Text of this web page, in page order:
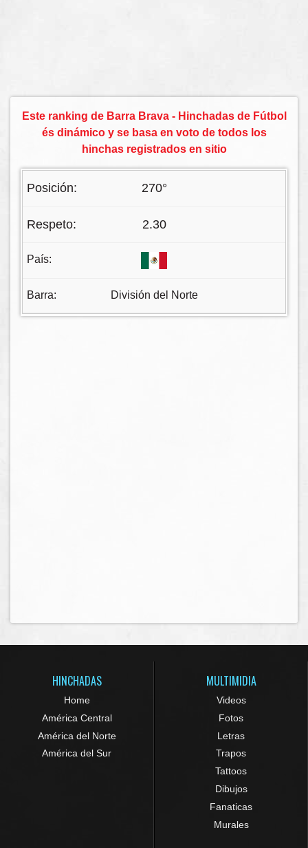
Este ranking de Barra Brava - Hinchadas de Fútbol
és dinámico y se basa en voto de todos los
hinchas registrados en sitio
270°
2.30
División del Norte
HINCHADAS
Home
América Central
América del Norte
América del Sur
MULTIMIDIA
Videos
Fotos
Letras
Trapos
Tattoos
Dibujos
Fanaticas
Murales